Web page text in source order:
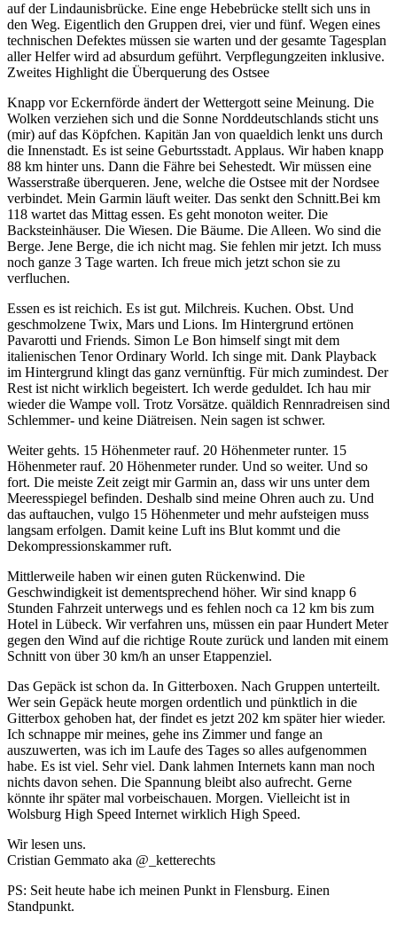
auf der Lindaunisbrücke. Eine enge Hebebrücke stellt sich uns in
den Weg. Eigentlich den Gruppen drei, vier und fünf. Wegen eines
technischen Defektes müssen sie warten und der gesamte Tagesplan
aller Helfer wird ad absurdum geführt. Verpflegungzeiten inklusive.
Zweites Highlight die Überquerung des Ostsee
Knapp vor Eckernförde ändert der Wettergott seine Meinung. Die
Wolken verziehen sich und die Sonne Norddeutschlands sticht uns
(mir) auf das Köpfchen. Kapitän Jan von quaeldich lenkt uns durch
die Innenstadt. Es ist seine Geburtsstadt. Applaus. Wir haben knapp
88 km hinter uns. Dann die Fähre bei Sehestedt. Wir müssen eine
Wasserstraße überqueren. Jene, welche die Ostsee mit der Nordsee
verbindet. Mein Garmin läuft weiter. Das senkt den Schnitt.Bei km
118 wartet das Mittag essen. Es geht monoton weiter. Die
Backsteinhäuser. Die Wiesen. Die Bäume. Die Alleen. Wo sind die
Berge. Jene Berge, die ich nicht mag. Sie fehlen mir jetzt. Ich muss
noch ganze 3 Tage warten. Ich freue mich jetzt schon sie zu
verfluchen.
Essen es ist reichich. Es ist gut. Milchreis. Kuchen. Obst. Und
geschmolzene Twix, Mars und Lions. Im Hintergrund ertönen
Pavarotti und Friends. Simon Le Bon himself singt mit dem
italienischen Tenor Ordinary World. Ich singe mit. Dank Playback
im Hintergrund klingt das ganz vernünftig. Für mich zumindest. Der
Rest ist nicht wirklich begeistert. Ich werde geduldet. Ich hau mir
wieder die Wampe voll. Trotz Vorsätze. quäldich Rennradreisen sind
Schlemmer- und keine Diätreisen. Nein sagen ist schwer.
Weiter gehts. 15 Höhenmeter rauf. 20 Höhenmeter runter. 15
Höhenmeter rauf. 20 Höhenmeter runder. Und so weiter. Und so
fort. Die meiste Zeit zeigt mir Garmin an, dass wir uns unter dem
Meeresspiegel befinden. Deshalb sind meine Ohren auch zu. Und
das auftauchen, vulgo 15 Höhenmeter und mehr aufsteigen muss
langsam erfolgen. Damit keine Luft ins Blut kommt und die
Dekompressionskammer ruft.
Mittlerweile haben wir einen guten Rückenwind. Die
Geschwindigkeit ist dementsprechend höher. Wir sind knapp 6
Stunden Fahrzeit unterwegs und es fehlen noch ca 12 km bis zum
Hotel in Lübeck. Wir verfahren uns, müssen ein paar Hundert Meter
gegen den Wind auf die richtige Route zurück und landen mit einem
Schnitt von über 30 km/h an unser Etappenziel.
Das Gepäck ist schon da. In Gitterboxen. Nach Gruppen unterteilt.
Wer sein Gepäck heute morgen ordentlich und pünktlich in die
Gitterbox gehoben hat, der findet es jetzt 202 km später hier wieder.
Ich schnappe mir meines, gehe ins Zimmer und fange an
auszuwerten, was ich im Laufe des Tages so alles aufgenommen
habe. Es ist viel. Sehr viel. Dank lahmen Internets kann man noch
nichts davon sehen. Die Spannung bleibt also aufrecht. Gerne
könnte ihr später mal vorbeischauen. Morgen. Vielleicht ist in
Wolsburg High Speed Internet wirklich High Speed.
Wir lesen uns.
Cristian Gemmato aka @_ketterechts
PS: Seit heute habe ich meinen Punkt in Flensburg. Einen
Standpunkt.